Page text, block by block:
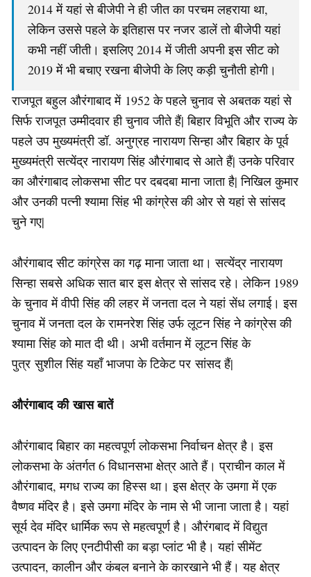
2014 में यहां से बीजेपी ने ही जीत का परचम लहराया था,
लेकिन उससे पहले के इतिहास पर नजर डालें तो बीजेपी यहां
कभी नहीं जीती। इसलिए 2014 में जीती अपनी इस सीट को
2019 में भी बचाए रखना बीजेपी के लिए कड़ी चुनौती होगी।
राजपूत बहुल औरंगाबाद में 1952 के पहले चुनाव से अबतक यहां से
सिर्फ राजपूत उम्मीदवार ही चुनाव जीते हैं| बिहार विभूति और राज्य के
पहले उप मुख्यमंत्री डॉ. अनुग्रह नारायण सिन्हा और बिहार के पूर्व
मुख्यमंत्री सत्येंद्र नारायण सिंह औरंगाबाद से आते हैं| उनके परिवार
का औरंगाबाद लोकसभा सीट पर दबदबा माना जाता है| निखिल कुमार
और उनकी पत्नी श्यामा सिंह भी कांग्रेस की ओर से यहां से सांसद
चुने गए|
औरंगाबाद सीट कांग्रेस का गढ़ माना जाता था। सत्येंद्र नारायण
सिन्हा सबसे अधिक सात बार इस क्षेत्र से सांसद रहे। लेकिन 1989
के चुनाव में वीपी सिंह की लहर में जनता दल ने यहां सेंध लगाई। इस
चुनाव में जनता दल के रामनरेश सिंह उर्फ लूटन सिंह ने कांग्रेस की
श्यामा सिंह को मात दी थी। अभी वर्तमान में लूटन सिंह के
पुत्र सुशील सिंह यहाँ भाजपा के टिकेट पर सांसद हैं|
औरंगाबाद की खास बातें
औरंगाबाद बिहार का महत्‍वपूर्ण लोकसभा निर्वाचन क्षेत्र है। इस
लोकसभा के अंतर्गत 6 विधानसभा क्षेत्र आते हैं। प्राचीन काल में
औरंगाबाद, मगध राज्‍य का हिस्‍स था। इस क्षेत्र के उमगा में एक
वैष्णव मंदिर है। इसे उमगा मंदिर के नाम से भी जाना जाता है। यहां
सूर्य देव मंदिर धार्मिक रूप से महत्‍वपूर्ण है। औरंगबाद में विद्युत
उत्‍पादन के लिए एनटीपीसी का बड़ा प्‍लांट भी है। यहां सीमेंट
उत्पादन, कालीन और कंबल बनाने के कारखाने भी हैं। यह क्षेत्र